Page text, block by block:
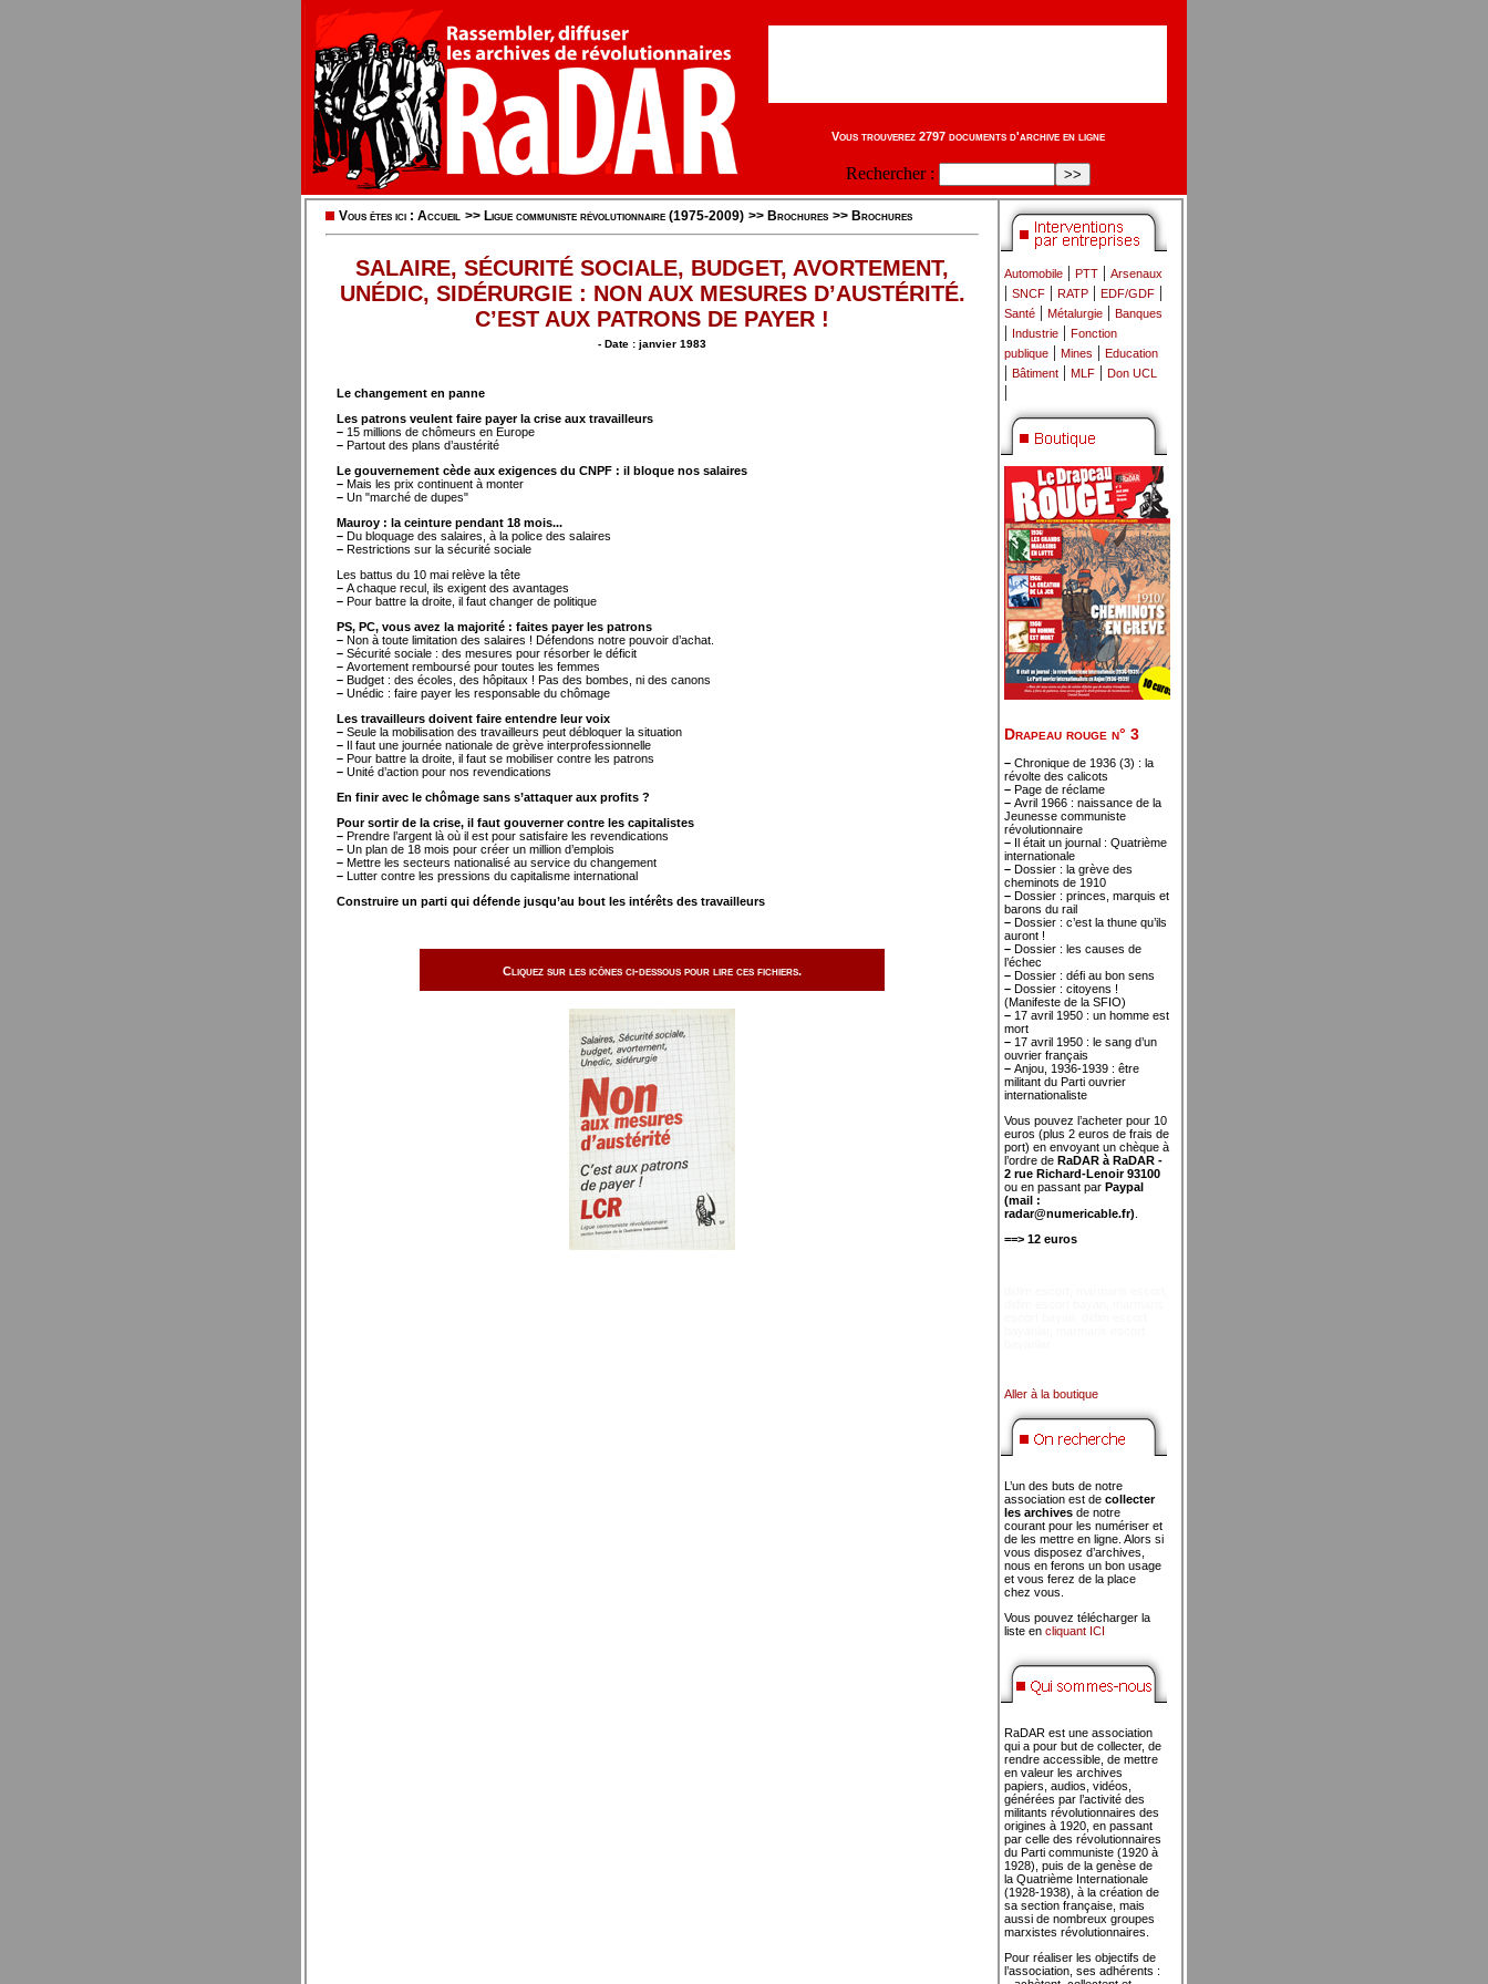
Vous trouverez 2797 documents d'archive en ligne
Rechercher :
Vous êtes ici : Accueil >> Ligue communiste révolutionnaire (1975-2009) >> Brochures >> Brochures
SALAIRE, SÉCURITÉ SOCIALE, BUDGET, AVORTEMENT,
UNÉDIC, SIDÉRURGIE : NON AUX MESURES D’AUSTÉRITÉ.
C’EST AUX PATRONS DE PAYER !
- Date : janvier 1983
Le changement en panne
Les patrons veulent faire payer la crise aux travailleurs
– 15 millions de chômeurs en Europe
– Partout des plans d’austérité
Le gouvernement cède aux exigences du CNPF : il bloque nos salaires
– Mais les prix continuent à monter
– Un "marché de dupes"
Mauroy : la ceinture pendant 18 mois...
– Du bloquage des salaires, à la police des salaires
– Restrictions sur la sécurité sociale
Les battus du 10 mai relève la tête
– A chaque recul, ils exigent des avantages
– Pour battre la droite, il faut changer de politique
PS, PC, vous avez la majorité : faites payer les patrons
– Non à toute limitation des salaires ! Défendons notre pouvoir d’achat.
– Sécurité sociale : des mesures pour résorber le déficit
– Avortement remboursé pour toutes les femmes
– Budget : des écoles, des hôpitaux ! Pas des bombes, ni des canons
– Unédic : faire payer les responsable du chômage
Les travailleurs doivent faire entendre leur voix
– Seule la mobilisation des travailleurs peut débloquer la situation
– Il faut une journée nationale de grève interprofessionnelle
– Pour battre la droite, il faut se mobiliser contre les patrons
– Unité d’action pour nos revendications
En finir avec le chômage sans s’attaquer aux profits ?
Pour sortir de la crise, il faut gouverner contre les capitalistes
– Prendre l’argent là où il est pour satisfaire les revendications
– Un plan de 18 mois pour créer un million d’emplois
– Mettre les secteurs nationalisé au service du changement
– Lutter contre les pressions du capitalisme international
Construire un parti qui défende jusqu’au bout les intérêts des travailleurs
Cliquez sur les icônes ci-dessous pour lire ces fichiers.
Automobile | PTT | Arsenaux
| SNCF | RATP | EDF/GDF |
Santé | Métalurgie | Banques
| Industrie | Fonction
publique | Mines | Education
| Bâtiment | MLF | Don UCL
|
Drapeau rouge n° 3
– Chronique de 1936 (3) : la
révolte des calicots
– Page de réclame
– Avril 1966 : naissance de la
Jeunesse communiste
révolutionnaire
– Il était un journal : Quatrième
internationale
– Dossier : la grève des
cheminots de 1910
– Dossier : princes, marquis et
barons du rail
– Dossier : c’est la thune qu’ils
auront !
– Dossier : les causes de
l’échec
– Dossier : défi au bon sens
– Dossier : citoyens !
(Manifeste de la SFIO)
– 17 avril 1950 : un homme est
mort
– 17 avril 1950 : le sang d’un
ouvrier français
– Anjou, 1936-1939 : être
militant du Parti ouvrier
internationaliste
Vous pouvez l’acheter pour 10
euros (plus 2 euros de frais de
port) en envoyant un chèque à
l’ordre de RaDAR à RaDAR -
2 rue Richard-Lenoir 93100
ou en passant par Paypal
(mail :
radar@numericable.fr)
==> 12 euros
Aller à la boutique
L’un des buts de notre
association est de collecter
les archives de notre
courant pour les numériser et
de les mettre en ligne. Alors si
vous disposez d’archives,
nous en ferons un bon usage
et vous ferez de la place
chez vous.
Vous pouvez télécharger la
liste en cliquant ICI
RaDAR est une association
qui a pour but de collecter, de
rendre accessible, de mettre
en valeur les archives
papiers, audios, vidéos,
générées par l’activité des
militants révolutionnaires des
origines à 1920, en passant
par celle des révolutionnaires
du Parti communiste (1920 à
1928), puis de la genèse de
la Quatrième Internationale
(1928-1938), à la création de
sa section française, mais
aussi de nombreux groupes
marxistes révolutionnaires.
Pour réaliser les objectifs de
l’association, ses adhérents :